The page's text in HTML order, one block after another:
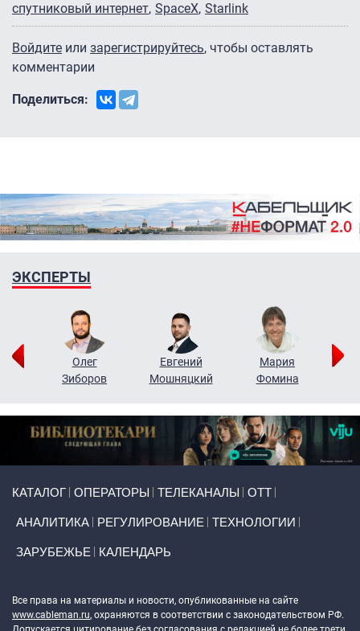
спутниковый интернет SpaceX Starlink
Войдите или зарегистрируйтесь, чтобы оставлять
комментарии
Поделиться:
ЭКСПЕРТЫ
Олег
Зиборов
Евгений
Мошняцкий
Мария
Фомина
КАТАЛОГ ОПЕРАТОРЫ ТЕЛЕКАНАЛЫ ОТТ
АНАЛИТИКА РЕГУЛИРОВАНИЕ ТЕХНОЛОГИИ
ЗАРУБЕЖЬЕ КАЛЕНДАРЬ
Все права на материалы и новости, опубликованные на сайте
www.cableman.ru, охраняются в соответствии с законодательством РФ.